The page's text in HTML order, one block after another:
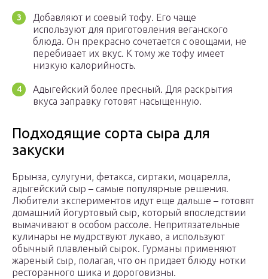
Добавляют и соевый тофу. Его чаще
используют для приготовления веганского
блюда. Он прекрасно сочетается с овощами, не
перебивает их вкус. К тому же тофу имеет
низкую калорийность.
Адыгейский более пресный. Для раскрытия
вкуса заправку готовят насыщенную.
Подходящие сорта сыра для
закуски
Брынза, сулугуни, фетакса, сиртаки, моцарелла,
адыгейский сыр – самые популярные решения.
Любители экспериментов идут еще дальше – готовят
домашний йогуртовый сыр, который впоследствии
вымачивают в особом рассоле. Непритязательные
кулинары не мудрствуют лукаво, а используют
обычный плавленый сырок. Гурманы применяют
жареный сыр, полагая, что он придает блюду нотки
ресторанного шика и дороговизны.